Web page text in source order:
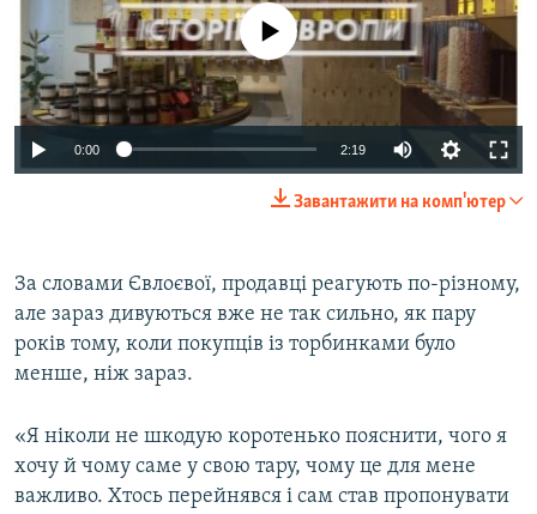
No media source currently available
0:00 2:19
Завантажити на комп'ютер
За словами Євлоєвої, продавці реагують по-різному,
але зараз дивуються вже не так сильно, як пару
років тому, коли покупців із торбинками було
менше, ніж зараз.
«Я ніколи не шкодую коротенько пояснити, чого я
хочу й чому саме у свою тару, чому це для мене
важливо. Хтось перейнявся і сам став пропонувати